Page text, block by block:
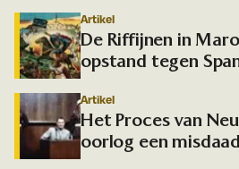
Artikel
De Riffijnen in
opstand tegen
Artikel
Het Proces van
oorlog een